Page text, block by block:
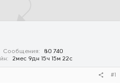
Сообщения
80 740
2мес 9дн 15ч 15м 22с
#1